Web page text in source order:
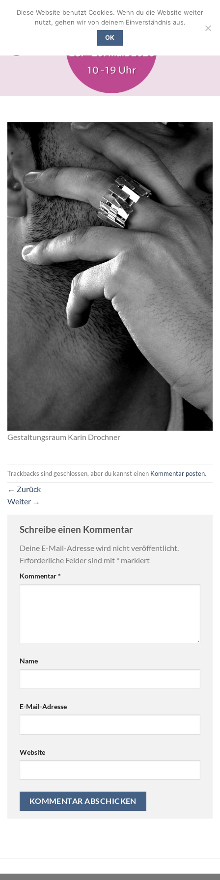
Inhalt
Gestaltungsraum Karin Drochner
Trackbacks sind geschlossen, aber du kannst einen Kommentar posten.
← Zurück
Weiter →
Schreibe einen Kommentar
Deine E-Mail-Adresse wird nicht veröffentlicht.
Erforderliche Felder sind mit * markiert
Kommentar*
Name
E-Mail-Adresse
Website
Diese Website benutzt Cookies. Wenn du die Website weiter
nutzt, gehen wir von deinem Einverständnis aus.
OK